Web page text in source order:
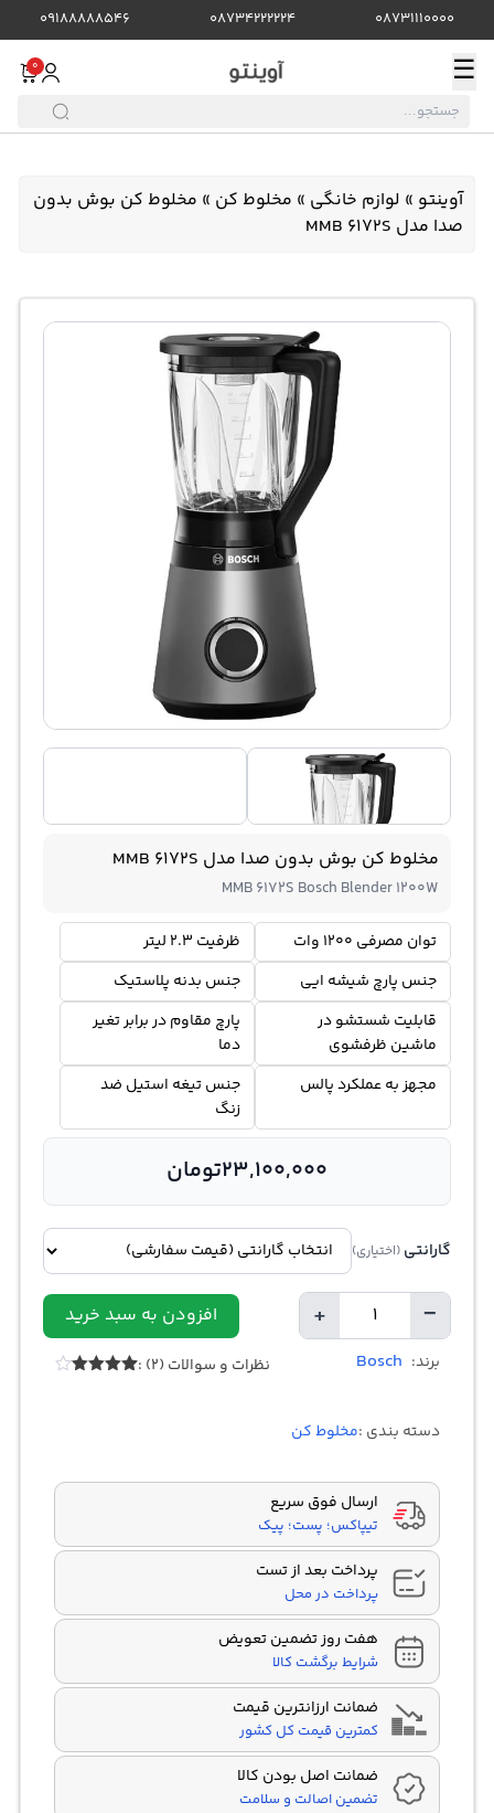
08731110000
08734222224
09188888546
☰
0
آوینتو » لوازم خانگی » مخلوط کن » مخلوط کن بوش بدون
صدا مدل MMB 6172S
مخلوط کن بوش بدون صدا مدل MMB 6172S
MMB 6172S Bosch Blender 1200W
توان مصرفی 1200 وات
ظرفیت 2.3 لیتر
جنس پارچ شیشه ایی
جنس بدنه پلاستیک
قابلیت شستشو در
ماشین ظرفشوی
پارچ مقاوم در برابر تغیر
دما
مجهز به عملکرد پالس
جنس تیغه استیل ضد
زنگ
23,100,000تومان
گارانتی (اختیاری)
−
تعداد + افزودن به سبد خرید
برند: Bosch نظرات و سوالات (2) :
دسته بندی :مخلوط کن
ارسال فوق سریع
تیپاکس؛ پست؛ پیک
پرداخت بعد از تست
پرداخت در محل
هفت روز تضمین تعویض
شرایط برگشت کالا
ضمانت ارزانترین قیمت
کمترین قیمت کل کشور
ضمانت اصل بودن کالا
تضمین اصالت و سلامت